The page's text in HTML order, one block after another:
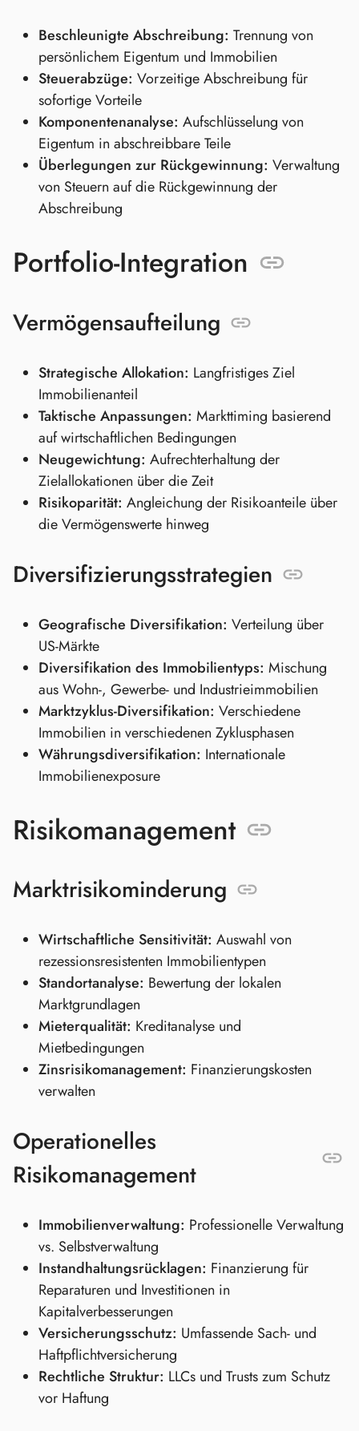
Beschleunigte Abschreibung: Trennung von
persönlichem Eigentum und Immobilien
Steuerabzüge: Vorzeitige Abschreibung für
sofortige Vorteile
Komponentenanalyse: Aufschlüsselung von
Eigentum in abschreibbare Teile
Überlegungen zur Rückgewinnung: Verwaltung
von Steuern auf die Rückgewinnung der
Abschreibung
Portfolio-Integration
Vermögensaufteilung
Strategische Allokation: Langfristiges Ziel
Immobilienanteil
Taktische Anpassungen: Markttiming basierend
auf wirtschaftlichen Bedingungen
Neugewichtung: Aufrechterhaltung der
Zielallokationen über die Zeit
Risikoparität: Angleichung der Risikoanteile über
die Vermögenswerte hinweg
Diversifizierungsstrategien
Geografische Diversifikation: Verteilung über
US-Märkte
Diversifikation des Immobilientyps: Mischung
aus Wohn-, Gewerbe- und Industrieimmobilien
Marktzyklus-Diversifikation: Verschiedene
Immobilien in verschiedenen Zyklusphasen
Währungsdiversifikation: Internationale
Immobilienexposure
Risikomanagement
Marktrisikominderung
Wirtschaftliche Sensitivität: Auswahl von
rezessionsresistenten Immobilientypen
Standortanalyse: Bewertung der lokalen
Marktgrundlagen
Mieterqualität: Kreditanalyse und
Mietbedingungen
Zinsrisikomanagement: Finanzierungskosten
verwalten
Operationelles
Risikomanagement
Immobilienverwaltung: Professionelle Verwaltung
vs. Selbstverwaltung
Instandhaltungsrücklagen: Finanzierung für
Reparaturen und Investitionen in
Kapitalverbesserungen
Versicherungsschutz: Umfassende Sach- und
Haftpflichtversicherung
Rechtliche Struktur: LLCs und Trusts zum Schutz
vor Haftung